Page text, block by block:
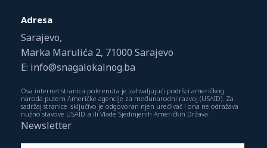
Adresa
Sarajevo,
Marka Marulića 2, 71000 Sarajevo
E: info@snagalokalnog.ba
Ova internet stranica pokrenuta je zahvaljujući podršci američkog
naroda putem Američke agencije za međunarodni razvoj (USAID). Za
sadržaj stranice isključivo je odgovoran njen uređivač i ona ne odražava
nužno stavove USAID-a ili Vlade Sjedinjenih Američkih Država.
Newsletter